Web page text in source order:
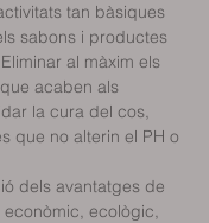
tan bàsiques
sabons i productes
al màxim els
acaben als
la cura del cos,
que no alterin el PH o
dels avantatges de
ecològic,